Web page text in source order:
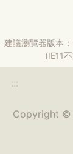
建議瀏覽器版本
(IE11
:::
Copyright ©